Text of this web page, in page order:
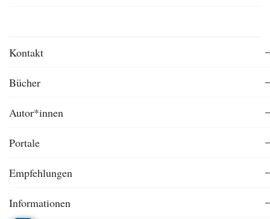
Kontakt
Bücher
Autor*innen
Portale
Empfehlungen
Informationen